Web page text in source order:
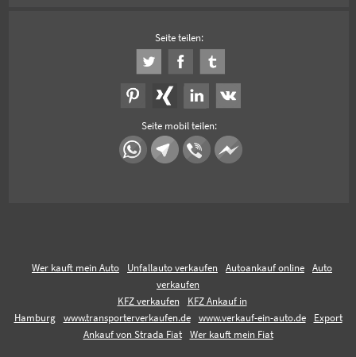
Seite teilen:
Seite mobil teilen:
Wer kauft mein Auto Unfallauto verkaufen Autoankauf online
Auto
verkaufen
KFZ verkaufen
KFZ Ankauf in
Hamburg
www.transporterverkaufen.de www.verkauf-ein-auto.de
Export
Ankauf von Strada Fiat
Wer kauft mein Fiat